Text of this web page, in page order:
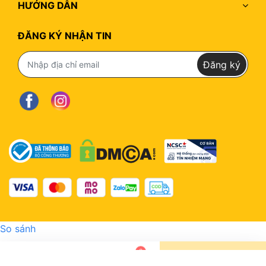
Hotline : 096.511.0511
HƯỚNG DẪN
ĐĂNG KÝ NHẬN TIN
Đăng ký
So sánh